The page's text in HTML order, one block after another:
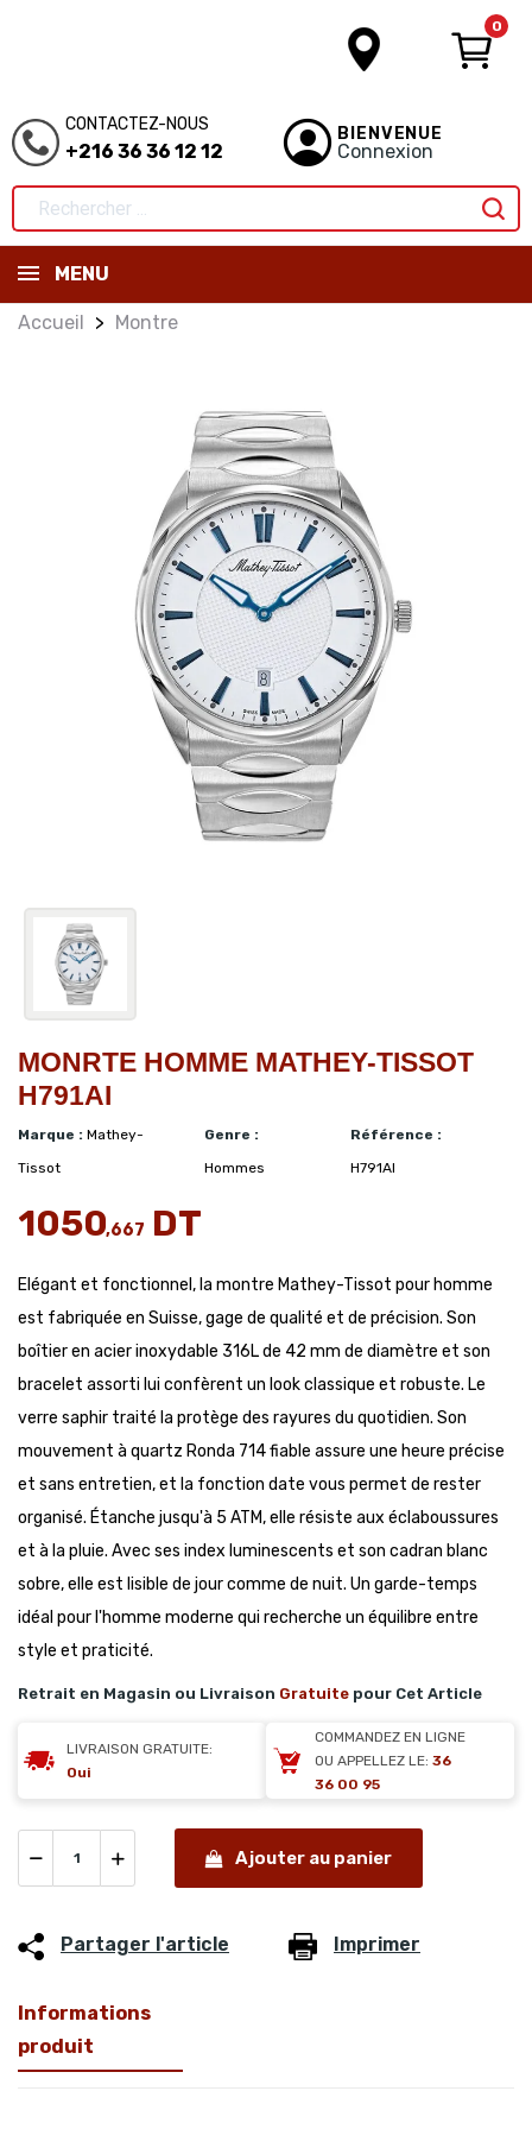
0
CONTACTEZ-NOUS
+216 36 36 12 12
BIENVENUE
Connexion
MENU
Accueil Montre
MONRTE HOMME MATHEY-TISSOT
H791AI
Marque : Mathey-
Tissot
Genre :
Hommes
Référence :
H791AI
1050,667 DT
Elégant et fonctionnel, la montre Mathey-Tissot pour homme
est fabriquée en Suisse, gage de qualité et de précision. Son
boîtier en acier inoxydable 316L de 42 mm de diamètre et son
bracelet assorti lui confèrent un look classique et robuste. Le
verre saphir traité la protège des rayures du quotidien. Son
mouvement à quartz Ronda 714 fiable assure une heure précise
et sans entretien, et la fonction date vous permet de rester
organisé. Étanche jusqu'à 5 ATM, elle résiste aux éclaboussures
et à la pluie. Avec ses index luminescents et son cadran blanc
sobre, elle est lisible de jour comme de nuit. Un garde-temps
idéal pour l'homme moderne qui recherche un équilibre entre
style et praticité.
Retrait en Magasin ou Livraison Gratuite pour Cet Article
LIVRAISON GRATUITE:
Oui
COMMANDEZ EN LIGNE
OU APPELLEZ LE: 36
36 00 95
Ajouter au panier
Partager l'article Imprimer
Informations
produit